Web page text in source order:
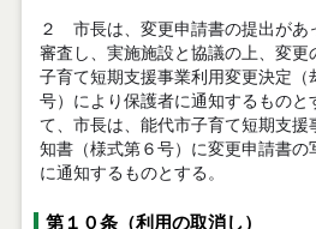
２ 市長は、変更申請書の提出があ
審査し、実施施設と協議の上、変更
子育て短期支援事業利用変更決定（
号）により保護者に通知するものと
て、市長は、能代市子育て短期支援
知書（様式第６号）に変更申請書の
に通知するものとする。
第１０条（利用の取消し）